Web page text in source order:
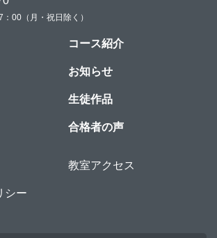
00（月・祝日除く）
コース紹介
お知らせ
生徒作品
合格者の声
教室アクセス
シー